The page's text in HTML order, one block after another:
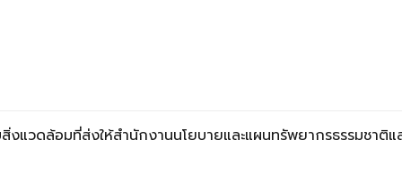
สิ่งแวดล้อมที่ส่งให้สำนักงานนโยบายและแผนทรัพยากรธรรมชาติ